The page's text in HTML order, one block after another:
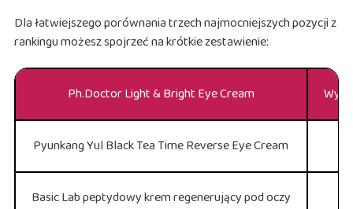
Dla łatwiejszego porównania trzech najmocniejszych pozycji z
rankingu możesz spojrzeć na krótkie zestawienie:
Ph.Doctor Light & Bright Eye Cream
Pyunkang Yul Black Tea Time Reverse Eye Cream
Basic Lab peptydowy krem regenerujący pod oczy